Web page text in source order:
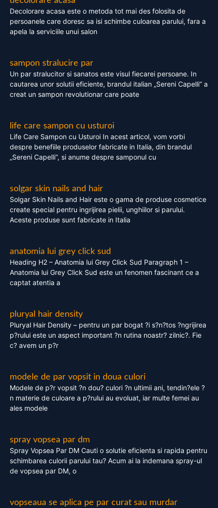
Decolorare acasa este o metoda tot mai des folosita de
persoanele care doresc sa isi schimbe culoarea parului, fara a
apela la serviciile unui salon
sampon stralucire par
Un par stralucitor si sanatos este visul fiecarei persoane. In
cautarea unor solutii eficiente, brandul italian „Sereni Capelli” a
creat un sampon revolutionar care poate
life care sampon cu usturoi
Life Care Sampon cu Usturoi In acest articol, vom vorbi
despre benefiile produselor fabricate in Italia, din brandul
„Sereni Capelli”, si anume despre samponul cu
solgar skin nails and hair
Solgar Skin Nails and Hair este o gama de produse cosmetice
create special pentru ingrijirea pielii, unghiilor si parului.
Aceste produse sunt fabricate in Italia
anatomia lui grey click sud
Heading H2 – Anatomia lui Grey Click Sud Paragraph 1 –
Anatomia lui Grey Click Sud este un fenomen fascinant ce a
captat atentia a
pluryal hair density
Pluryal Hair Density – pentru un par bogat ?i s?n?tos ?ngrijirea
p?rului este un aspect important ?n rutina noastr? zilnic?. Fie
c? avem un p?r
modele de par vopsit in doua culori
Modele de p?r vopsit ?n dou? culori ?n ultimii ani, tendin?ele ?
n materie de culoare a p?rului au evoluat, iar multe femei au
ales modele
spray vopsea par dm
Spray Vopsea Par DM Cauti o solutie eficienta si rapida pentru
schimbarea culorii parului tau? Acum ai la indemana spray-ul
de vopsea par DM, o
vopseaua se aplica pe par curat sau murdar